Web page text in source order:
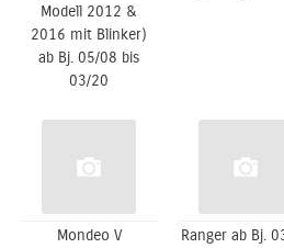
Modell 2012 &
2016 mit Blinker)
ab Bj. 05/08 bis
03/20
Mondeo V
Ranger ab Bj.